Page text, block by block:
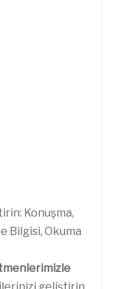
Konuşma,
Bilgisi, Okuma